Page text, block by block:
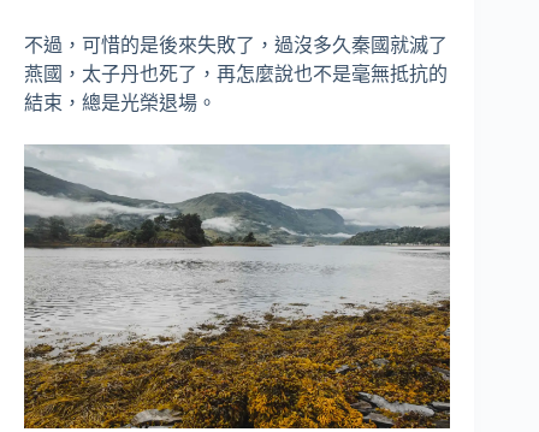
不過，可惜的是後來失敗了，過沒多久秦國就滅了
燕國，太子丹也死了，再怎麼說也不是毫無抵抗的
結束，總是光榮退場。